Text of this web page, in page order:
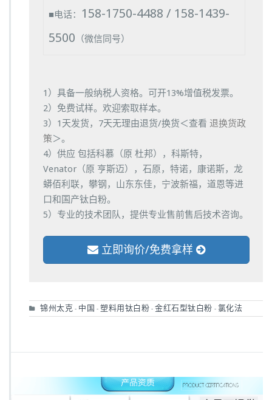
■电话：
158-1750-4488 / 158-1439-
5500 （微信同号）
1）具备一般纳税人资格。可开13%增值税发票。
2）免费试样。欢迎索取样本。
3）1天发货，7天无理由退货/换货＜查看 退换货政
策＞。
4）供应 包括科慕（原 杜邦），科斯特，
Venator（原 亨斯迈），石原，特诺，康诺斯，龙
蟒佰利联，攀钢，山东东佳，宁波新福，道恩等进
口和国产钛白粉。
5）专业的技术团队，提供专业售前售后技术咨询。
立即询价/免费拿样
锦州太克 - 中国 - 塑料用钛白粉 - 金红石型钛白粉 - 氯化法